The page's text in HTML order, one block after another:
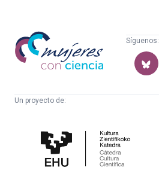
Mujeres
con
ciencia
Síguenos:
Un proyecto de:
Cultura
Científica